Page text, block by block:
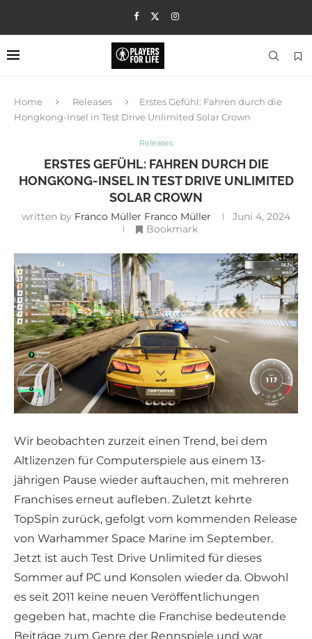
Home Releases
Erstes Gefühl: Fahren durch die
Hongkong-Insel in Test Drive Unlimited Solar Crown
Releases
ERSTES GEFÜHL: FAHREN DURCH DIE
HONGKONG-INSEL IN TEST DRIVE UNLIMITED
SOLAR CROWN
written by Franco Müller Franco Müller
Juni 4, 2024
Bookmark
Wir beobachten zurzeit einen Trend, bei dem
Altlizenzen für Computerspiele aus einem 13-
jährigen Pause wieder auftauchen, mit mehreren
Franchises erneut aufleben. Zuletzt kehrte
TopSpin zurück, gefolgt vom kommenden Release
von Warhammer Space Marine im September.
Jetzt ist auch Test Drive Unlimited für dieses
Sommer auf PC und Konsolen wieder da. Obwohl
es seit 2011 keine neuen Veröffentlichungen
gegeben hat, machte die Franchise bedeutende
Beiträge zum Genre der Rennspiele und war